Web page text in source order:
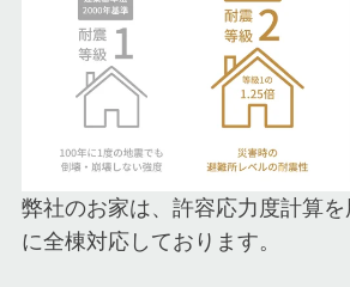
弊社のお家は、許容応力度計算
に全棟対応しております。